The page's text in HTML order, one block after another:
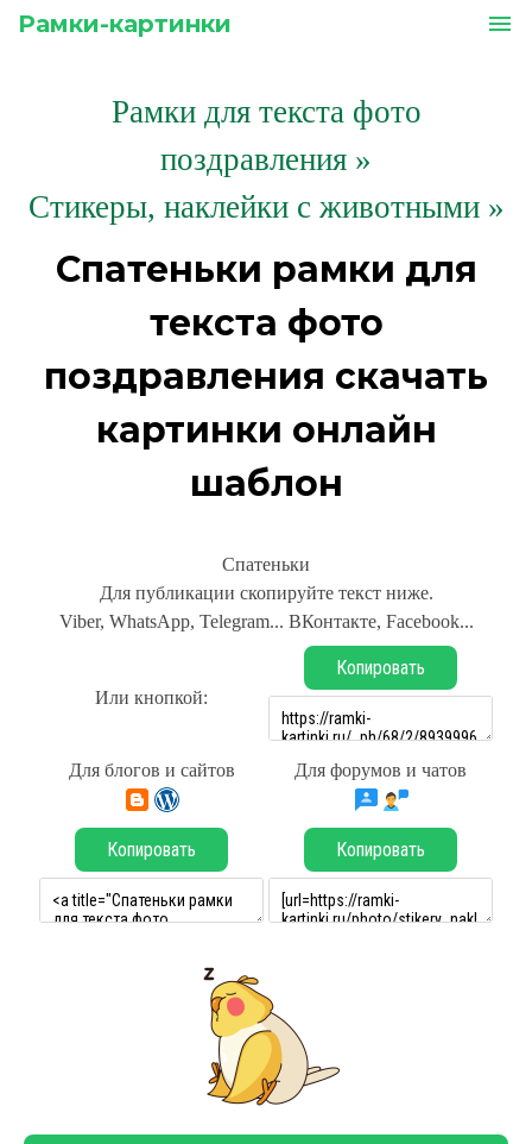
Рамки-картинки menu
Рамки для текста фото
поздравления »
Стикеры, наклейки с животными »
Спатеньки рамки для
текста фото
поздравления скачать
картинки онлайн
шаблон
Спатеньки
Для публикации скопируйте текст ниже.
Viber, WhatsApp, Telegram... ВКонтакте, Facebook...
Или кнопкой:
Копировать
Для блогов и сайтов Для форумов и чатов
Копировать Копировать